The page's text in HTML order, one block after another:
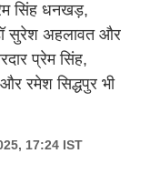
सिंह धनखड़,
सुरेश अहलावत और
प्रेम सिंह,
रमेश सिद्धपुर भी
17:24 IST